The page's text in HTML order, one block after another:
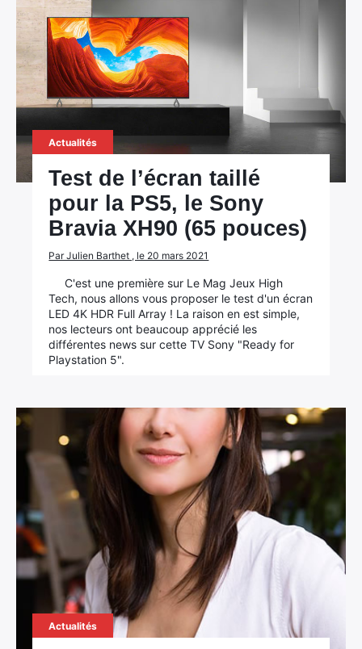
Actualités
Test de l’écran taillé
pour la PS5, le Sony
Bravia XH90 (65 pouces)
Par Julien Barthet , le 20 mars 2021
C'est une première sur Le Mag Jeux High
Tech, nous allons vous proposer le test d'un écran
LED 4K HDR Full Array ! La raison en est simple,
nos lecteurs ont beaucoup apprécié les
différentes news sur cette TV Sony "Ready for
Playstation 5".
Actualités